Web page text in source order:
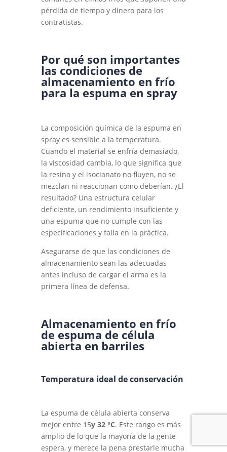
pérdida de tiempo y dinero para los
contratistas.
Por qué son importantes
las condiciones de
almacenamiento en frío
para la espuma en spray
La composición química de la espuma en
spray es sensible a la temperatura.
Cuando el material se enfría demasiado,
la viscosidad cambia, lo que significa que
la resina y el isocianato no fluyen, no se
mezclan ni reaccionan como deberían. ¿El
resultado? Una estructura celular
deficiente, un rendimiento insuficiente y
una espuma que no cumple con las
especificaciones y falla en la práctica.
Asegurarse de que las condiciones de
almacenamiento sean las adecuadas
antes incluso de cargar el arma es la
primera línea de defensa.
Almacenamiento en frío
de espuma de célula
abierta en barriles
Temperatura ideal de conservación
La espuma de célula abierta conserva
mejor entre 15y 32 °C. Este rango es más
amplio de lo que la mayoría de la gente
espera, y merece la pena prestarle mucha